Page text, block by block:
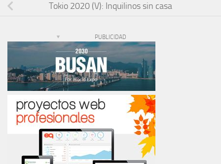
Tokio 2020 (V): Inquilinos sin casa
PUBLICIDAD